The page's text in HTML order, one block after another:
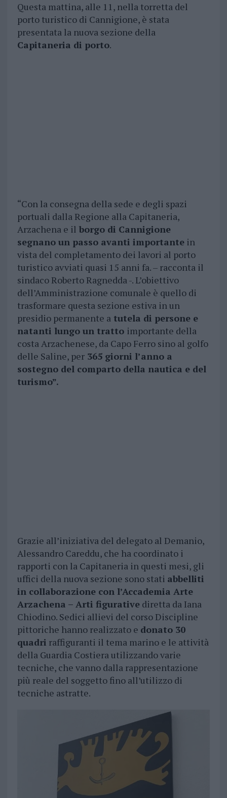
Questa mattina, alle 11, nella torretta del
porto turistico di Cannigione, è stata
presentata la nuova sezione della
Capitaneria di porto.
“Con la consegna della sede e degli spazi
portuali dalla Regione alla Capitaneria,
Arzachena e il borgo di Cannigione
segnano un passo avanti importantein
vista del completamento dei lavori al porto
turistico avviati quasi 15 anni fa. – racconta il
sindaco Roberto Ragnedda -. L’obiettivo
dell’Amministrazione comunale è quello di
trasformare questa sezione estiva in un
presidio permanente atutela di persone e
natanti lungo un tratto importante della
costa Arzachenese, da Capo Ferro sino al golfo
delle Saline, per365 giorni l’anno a
sostegno del comparto della nautica e del
turismo”.
Grazie all’iniziativa del delegato al Demanio,
Alessandro Careddu, che ha coordinato i
rapporti con la Capitaneria in questi mesi, gli
uffici della nuova sezione sono stati abbelliti
in collaborazione con l’Accademia Arte
Arzachena – Arti figurativediretta da Iana
Chiodino. Sedici allievi del corso Discipline
pittoriche hanno realizzato e donato 30
quadri raffiguranti il tema marino e le attività
della Guardia Costiera utilizzando varie
tecniche, che vanno dalla rappresentazione
più reale del soggetto fino all’utilizzo di
tecniche astratte.